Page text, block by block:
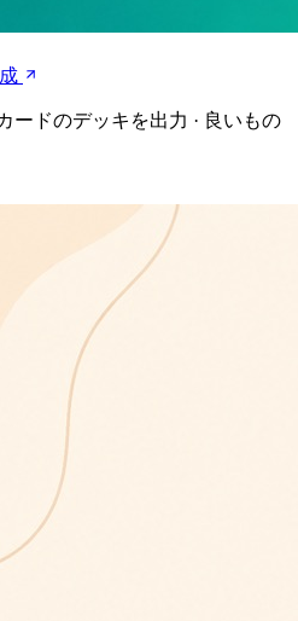
ードのデッキを出力 · 良いもの